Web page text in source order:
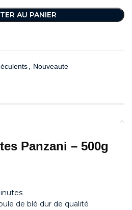
AU PANIER
, Nouveaute
Panzani – 500g
de blé dur de qualité